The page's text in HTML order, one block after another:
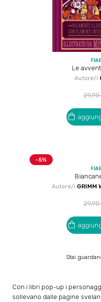
Le
Autore/i
-5%
Autore/i GRIMM
Stai
Con i libri pop-up i
sollevano dalle pagine